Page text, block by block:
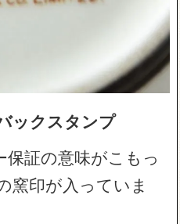
ックスタンプ
証の意味がこもっ
窯印が入っていま